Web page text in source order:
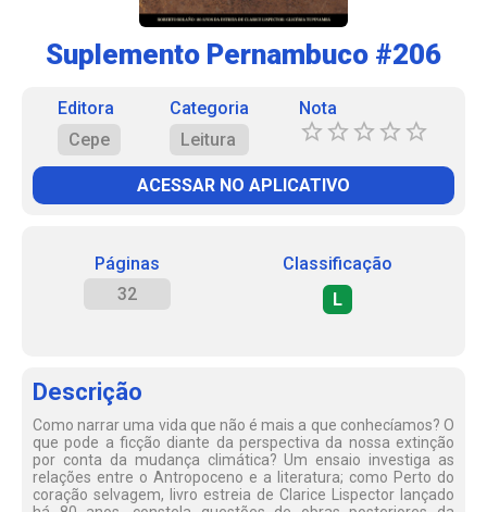
Suplemento Pernambuco #206
Editora
Cepe
Categoria
Leitura
Nota
ACESSAR NO APLICATIVO
Páginas
32
Classificação
L
Descrição
Como narrar uma vida que não é mais a que conhecíamos? O
que pode a ficção diante da perspectiva da nossa extinção
por conta da mudança climática? Um ensaio investiga as
relações entre o Antropoceno e a literatura; como Perto do
coração selvagem, livro estreia de Clarice Lispector lançado